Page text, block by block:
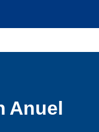
Anuel